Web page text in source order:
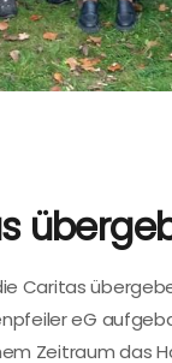
Caritas
eG
Zeitraum das